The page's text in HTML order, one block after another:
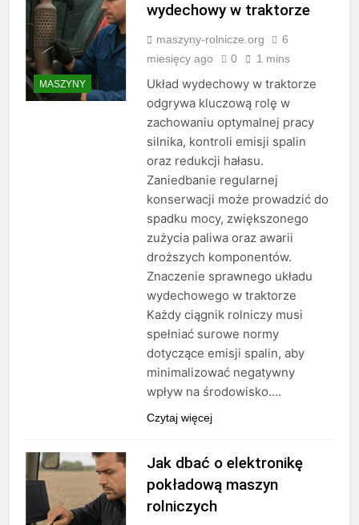
MASZYNY
wydechowy w traktorze
maszyny-rolnicze.org
6
miesięcy ago
0 1 mins
Układ wydechowy w traktorze
odgrywa kluczową rolę w
zachowaniu optymalnej pracy
silnika, kontroli emisji spalin
oraz redukcji hałasu.
Zaniedbanie regularnej
konserwacji może prowadzić do
spadku mocy, zwiększonego
zużycia paliwa oraz awarii
droższych komponentów.
Znaczenie sprawnego układu
wydechowego w traktorze
Każdy ciągnik rolniczy musi
spełniać surowe normy
dotyczące emisji spalin, aby
minimalizować negatywny
wpływ na środowisko….
Czytaj więcej
Jak dbać o elektronikę
pokładową maszyn
rolniczych